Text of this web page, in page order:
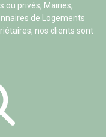
ou privés, Mairies,
de Logements
nos clients sont